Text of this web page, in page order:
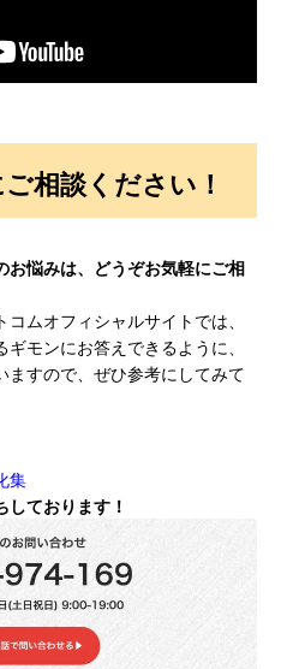
相談ください！
お悩みは、どうぞお気軽にご相
ムオフィシャルサイトでは、
モンにお答えできるように、
すので、ぜひ参考にしてみて
集
ております！